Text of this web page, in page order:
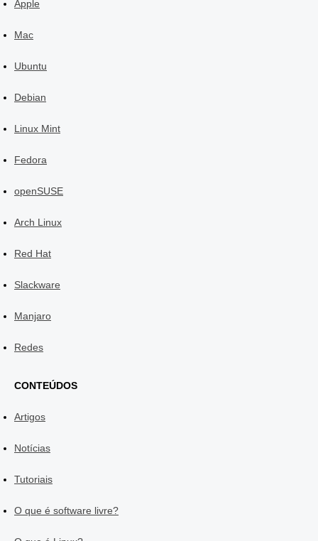
Apple
Mac
Ubuntu
Debian
Linux Mint
Fedora
openSUSE
Arch Linux
Red Hat
Slackware
Manjaro
Redes
CONTEÚDOS
Artigos
Notícias
Tutoriais
O que é software livre?